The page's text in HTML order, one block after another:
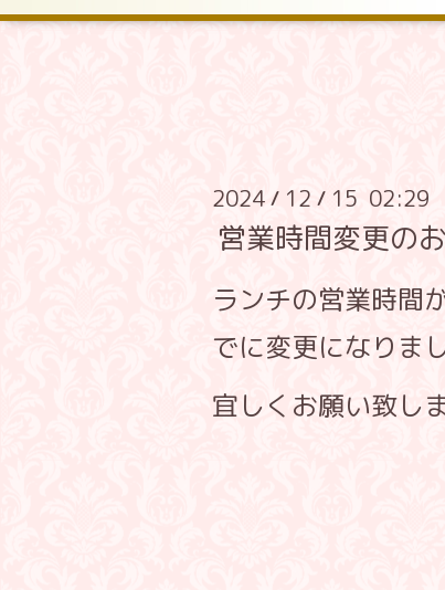
2024 / 12 / 15 02:29
営業時間変更の
ランチの営業時間
でに変更になりまし
宜しくお願い致しま